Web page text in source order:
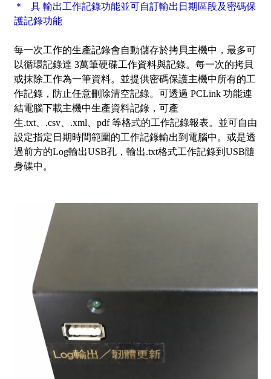
＊ 具 輸出工作記錄功能並可自訂輸出日期區段及密碼保
護記錄功能
每一次工作的生產記錄會自動儲存於拷貝主機中，最多可
以循環記錄達 3萬筆硬碟工作資料與記錄。每一次的拷貝
或抹除工作為一筆資料。並提供密碼保護主機中所有的工
作記錄，防止任意刪除清空記錄。可透過 PCLink 功能連
結電腦下載主機中生產資料記錄，可產
生.txt、.csv、.xml、pdf 等格式的工作記錄報表。並可自由
設定指定日期時間範圍的工作記錄輸出到電腦中。或是透
過前方的Log輸出USB孔，輸出.txt格式工作記錄到USB隨
身碟中。